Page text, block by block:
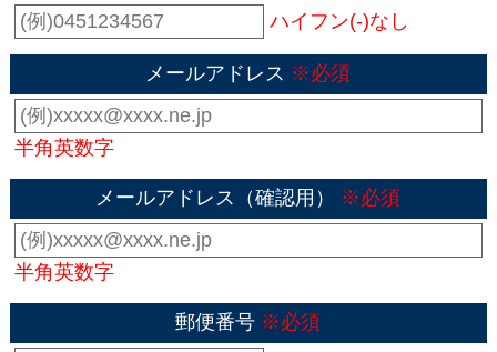
ハイフン(-)なし
メールアドレス ※必須
半角英数字
メールアドレス（確認用） ※必須
半角英数字
郵便番号 ※必須